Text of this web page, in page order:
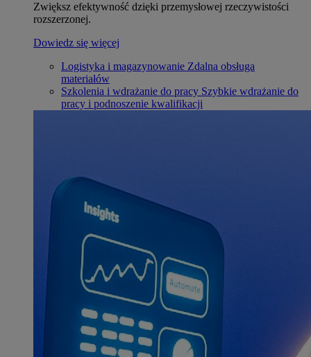
Zwiększ efektywność dzięki przemysłowej rzeczywistości
rozszerzonej.
Dowiedz się więcej
Logistyka i magazynowanie Zdalna obsługa
materiałów
Szkolenia i wdrażanie do pracy Szybkie wdrażanie do
pracy i podnoszenie kwalifikacji